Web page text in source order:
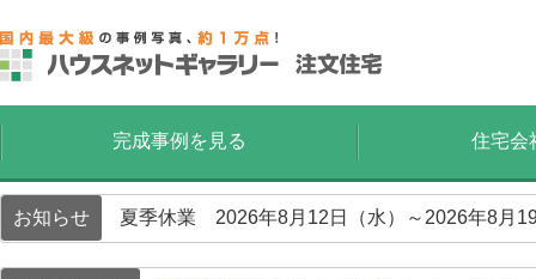
完成事例を見る 住宅会
お知らせ 夏季休業 2026年8月12日（水）～2026年8月